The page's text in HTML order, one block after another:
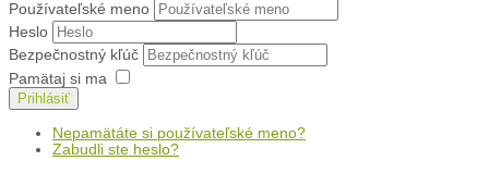
Používateľské meno
Heslo
Bezpečnostný kľúč
Pamätaj si ma
Prihlásiť
Nepamätáte si používateľské meno?
Zabudli ste heslo?